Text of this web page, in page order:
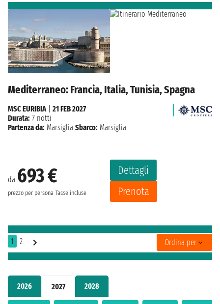
2026 2027 2028
Mediterraneo: Francia, Italia, Tunisia, Spagna
da 693 €
prezzo per persona Tasse incluse
Dettagli
Prenota
MSC EURIBIA
21 FEB 2027
Durata: 7 notti
Partenza da: Marsiglia Sbarco: Marsiglia
1 2 Ordina per